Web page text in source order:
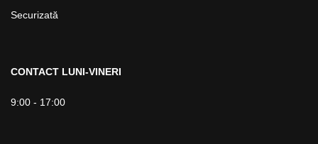
Securizată
CONTACT LUNI-VINERI
9:00 - 17:00